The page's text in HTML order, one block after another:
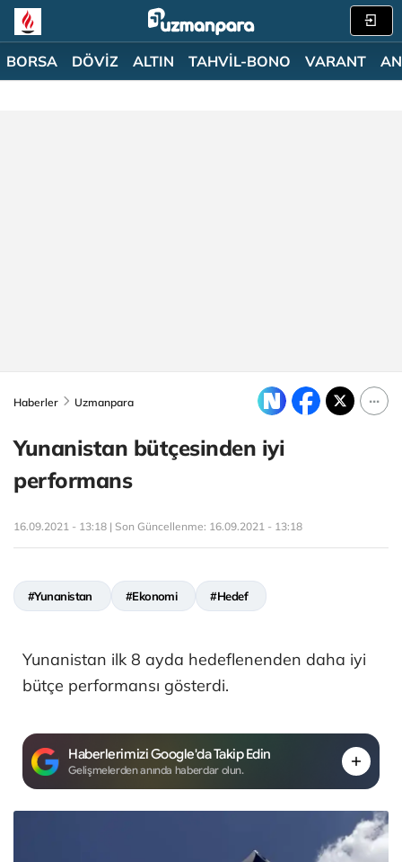
BORSA DÖVİZ ALTIN TAHVİL-BONO VARANT
Haberler Uzmanpara
Yunanistan bütçesinden iyi
performans
16.09.2021 - 13:18 | Son Güncellenme: 16.09.2021 - 13:18
#Yunanistan #Ekonomi #Hedef
Yunanistan ilk 8 ayda hedeflenenden daha iyi
bütçe performansı gösterdi.
Haberlerimizi Google'da Takip Edin
Gelişmelerden anında haberdar olun.